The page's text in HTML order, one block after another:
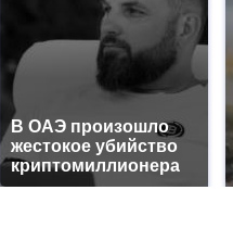
В ОАЭ произошло
жестокое убийство
криптомиллионера